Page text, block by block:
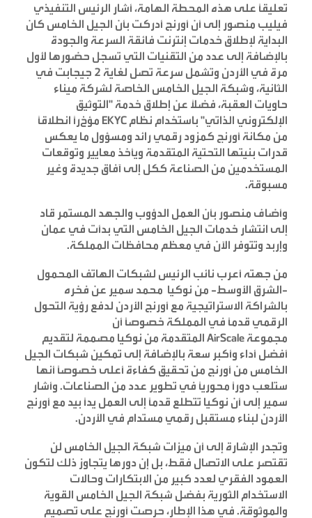
تعليقاً على هذه المحطة الهامة، أشار الرئيس التنفيذي
فيليب منصور إلى أن أورنج أدركت بأن الجيل الخامس كان
البداية لإطلاق خدمات إنترنت فائقة السرعة والجودة
بالإضافة إلى عدد من التقنيات التي تسجل حضورها لأول
مرة في الأردن وتشمل
سرعة تصل لغاية 2 جيجابت في
الثانية، وشبكة الجيل الخامس الخاصة لشركة ميناء
حاويات العقبة، فضلاً عن إطلاق خدمة "التوثيق
الإلكتروني الذاتي" باستخدام نظامEKYC مؤخراً انطلاقاً
من مكانة أورنج كمزود رقمي رائد ومسؤول ما يعكس
قدرات بنيتها التحتية المتقدمة ويأخذ معايير وتوقعات
المستخدمين من الصناعة ككل إلى آفاق جديدة وغير
مسبوقة.
وأضاف منصور بأن العمل الدؤوب والجهد المستمر قاد
إلى انتشار خدمات الجيل الخامس التي بدأت في عمان
وإربد وتتوفر الآن في معظم محافظات المملكة.
من جهته أعرب نائب الرئيس لشبكات الهاتف المحمول
-الشرق الأوسط- من نوكيا محمد سمير عن فخره
بالشراكة الاستراتيجية مع أورنج الأردن لدفع رؤية التحول
الرقمي قدماً في المملكة خصوصاً أن
مجموعةAirScaleالمتقدمة من نوكيا مصممة لتقديم
أفضل أداء وأكبر سعة بالإضافة إلى تمكين شبكات الجيل
الخامس من أورنج من تحقيق كفاءة أعلى خصوصاً أنها
ستلعب دوراً محورياً في تطوير عدد من الصناعات. وأشار
سمير إلى أن نوكيا تتطلع قدماً إلى العمل يداً بيد مع أورنج
الأردن لبناء مستقبل رقمي مستدام في الأردن.
وتجدر الإشارة إلى أن ميزات شبكة الجيل الخامس لن
تقتصر على الاتصال فقط، بل إن دورها يتجاوز ذلك لتكون
العمود الفقري لعدد كبير من الابتكارات وحالات
الاستخدام الثورية بفضل شبكة الجيل الخامس القوية
والموثوقة. في هذا الإطار، حرصت أورنج على تصميم